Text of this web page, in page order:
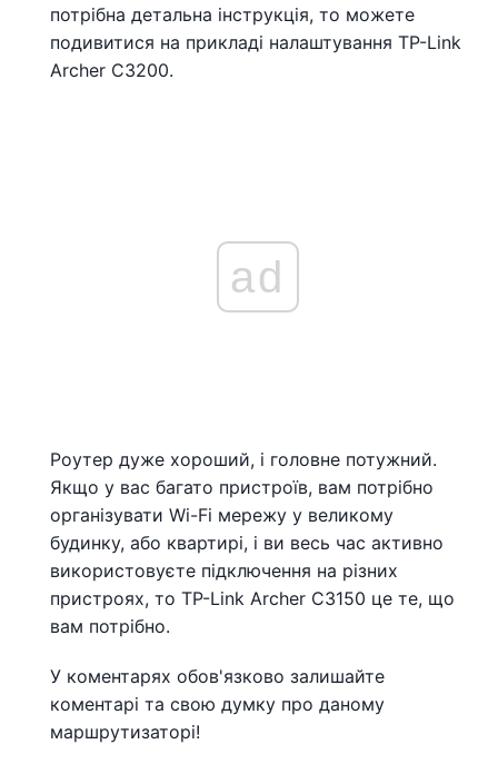
потрібна детальна інструкція, то можете
подивитися на прикладі налаштування TP-Link
Archer C3200.
ad
Роутер дуже хороший, і головне потужний.
Якщо у вас багато пристроїв, вам потрібно
організувати Wi-Fi мережу у великому
будинку, або квартирі, і ви весь час активно
використовуєте підключення на різних
пристроях, то TP-Link Archer C3150 це те, що
вам потрібно.
У коментарях обов'язково залишайте
коментарі та свою думку про даному
маршрутизаторі!